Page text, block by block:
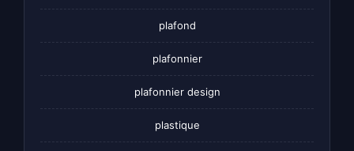
plafond
plafonnier
plafonnier design
plastique